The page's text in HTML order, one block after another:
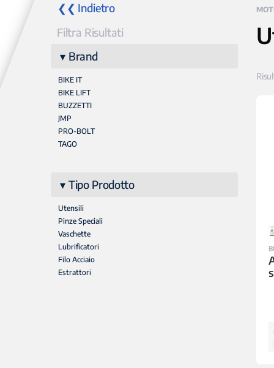
❮❮ Indietro
Filtra Risultati
Brand
BIKE IT
BIKE LIFT
BUZZETTI
JMP
PRO-BOLT
TAGO
Tipo Prodotto
Utensili
Pinze Speciali
Vaschette
Lubrificatori
Filo Acciaio
Estrattori